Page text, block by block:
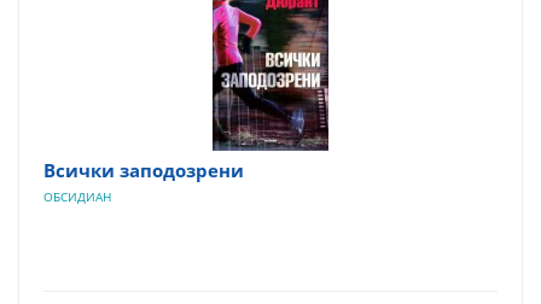
Всички заподозрени
ОБСИДИАН